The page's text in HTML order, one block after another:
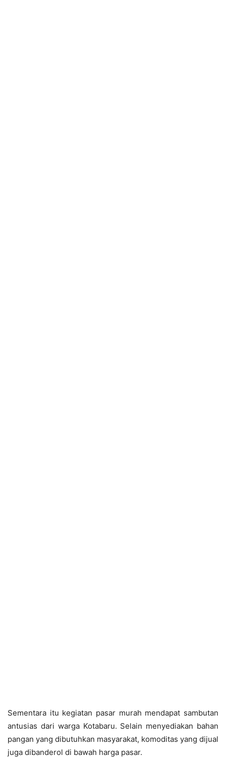
Sementara itu kegiatan pasar murah mendapat sambutan
antusias dari warga Kotabaru. Selain menyediakan bahan
pangan yang dibutuhkan masyarakat, komoditas yang dijual
juga dibanderol di bawah harga pasar.